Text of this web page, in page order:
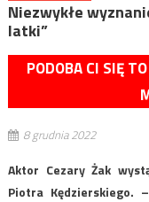
Niezwykłe
latki”
PODOBA CI SIĘ
8 grudnia 2022
Aktor Cezary Żak
Piotra Kędzierskiego.